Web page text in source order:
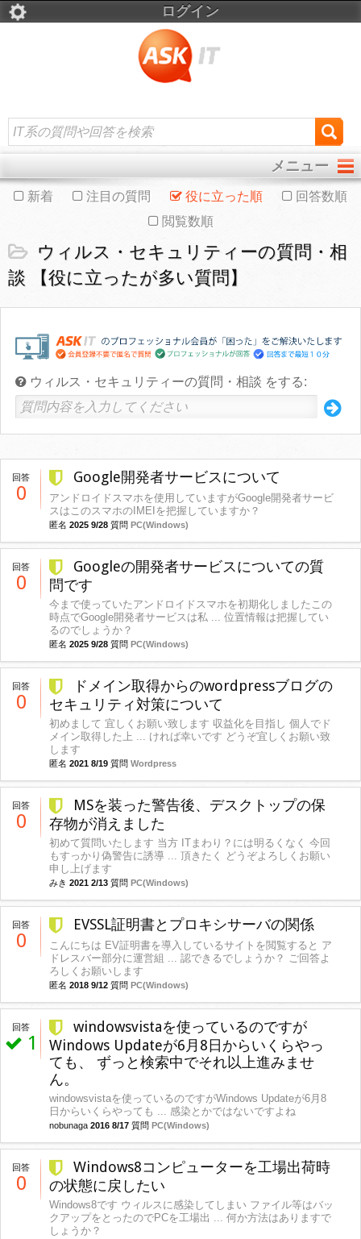
ログイン
メニュー
新着 注目の質問 役に立った順
回答数順
閲覧数順
ウィルス・セキュリティーの質問・相
談 【役に立ったが多い質問】
ウィルス・セキュリティーの質問・相談 をする:
回答
0
Google開発者サービスについて
アンドロイドスマホを使用していますがGoogle開発者サービ
スはこのスマホのIMEIを把握していますか？
匿名 2025 9/28 質問 PC(Windows)
回答
0
Googleの開発者サービスについての質
問です
今まで使っていたアンドロイドスマホを初期化しましたこの
時点でGoogle開発者サービスは私 ... 位置情報は把握してい
るのでしょうか？
匿名 2025 9/28 質問 PC(Windows)
回答
0
ドメイン取得からのwordpressブログの
セキュリティ対策について
初めまして 宜しくお願い致します 収益化を目指し 個人でド
メイン取得した上 ... ければ幸いです どうぞ宜しくお願い致
します
匿名 2021 8/19 質問 Wordpress
回答
0
MSを装った警告後、デスクトップの保
存物が消えました
初めて質問いたします 当方 ITまわり？には明るくなく 今回
もすっかり偽警告に誘導 ... 頂きたく どうぞよろしくお願い
申し上げます
みき 2021 2/13 質問 PC(Windows)
回答
0
EVSSL証明書とプロキシサーバの関係
こんにちは EV証明書を導入しているサイトを閲覧すると ア
ドレスバー部分に運営組 ... 認できるでしょうか？ ご回答よ
ろしくお願いします
匿名 2018 9/12 質問 PC(Windows)
回答
1
windowsvistaを使っているのですが
Windows Updateが6月8日からいくらやっ
ても、 ずっと検索中でそれ以上進みませ
ん。
windowsvistaを使っているのですがWindows Updateが6月8
日からいくらやっても ... 感染とかではないですよね
nobunaga 2016 8/17 質問 PC(Windows)
回答
0
Windows8コンピューターを工場出荷時
の状態に戻したい
Windows8です ウィルスに感染してしまい ファイル等はバッ
クアップをとったのでPCを工場出 ... 何か方法はありますで
しょうか？